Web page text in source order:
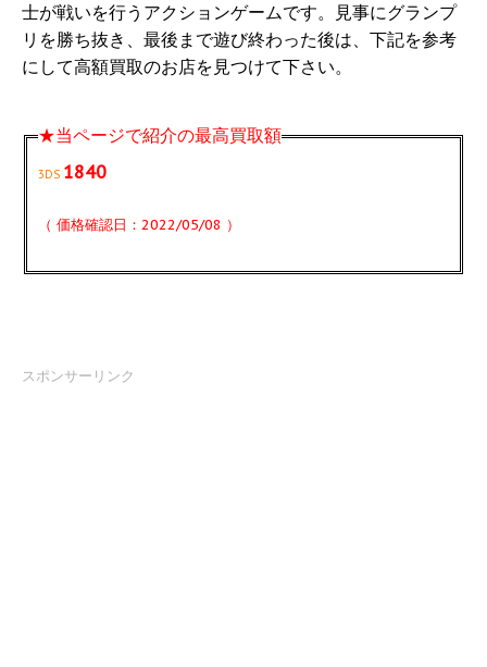
士が戦いを行うアクションゲームです。見事にグランプ
リを勝ち抜き、最後まで遊び終わった後は、下記を参考
にして高額買取のお店を見つけて下さい。
★当ページで紹介の最高買取額
3DS 1840
（ 価格確認日：2022/05/08 ）
スポンサーリンク